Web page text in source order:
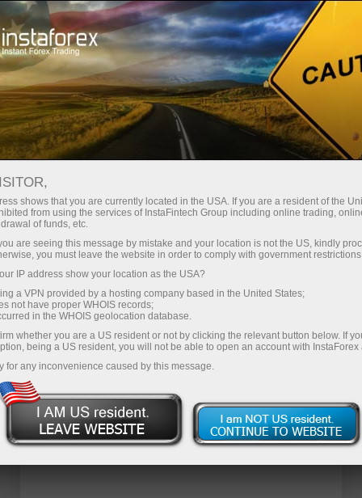
For Traders Analytical Reviews Technical analysis
10.06.2026: Forex Analysis &
Reviews: Forex forecast 10/06/2026:
EUR/USD, USD/JPY, GBP/USD, SP500,
OIL, BTC
shows that you are currently located in the USA. If you are a resident of the
from using the services of InstaFintech Group including online trading,
of funds, etc.
are seeing this message by mistake and your location is not the US, kindly
you must leave the website in order to comply with government
IP address show your location as the USA?
a VPN provided by a hosting company based in the United States;
not have proper WHOIS records;
in the WHOIS geolocation database.
whether you are a US resident or not by clicking the relevant button below. If
being a US resident, you will not be able to open an account with InstaForex
for any inconvenience caused by this message.